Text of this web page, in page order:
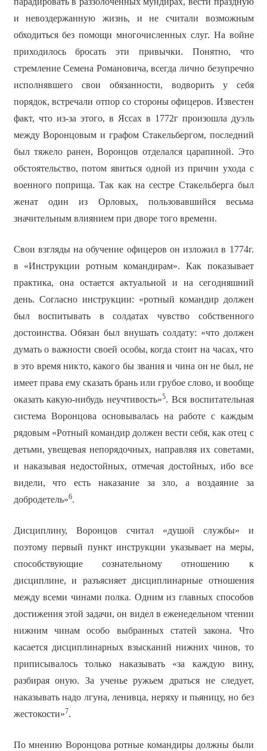
и невоздержанную жизнь, и не считали возможным
обходиться без помощи многочисленных слуг. На войне
приходилось бросать эти привычки. Понятно, что
стремление Семена Романовича, всегда лично безупречно
исполнявшего свои обязанности, водворить у себя
порядок, встречали отпор со стороны офицеров. Известен
факт, что из-за этого, в Яссах в 1772г произошла дуэль
между Воронцовым и графом Стакельбергом, последний
был тяжело ранен, Воронцов отделался царапиной. Это
обстоятельство, потом явиться одной из причин ухода с
военного поприща. Так как на сестре Стакельберга был
женат один из Орловых, пользовавшийся весьма
значительным влиянием при дворе того времени.
Свои взгляды на обучение офицеров он изложил в 1774г.
в «Инструкции ротным командирам». Как показывает
практика, она остается актуальной и на сегодняшний
день. Согласно инструкции: «ротный командир должен
был воспитывать в солдатах чувство собственного
достоинства. Обязан был внушать солдату: «что должен
думать о важности своей особы, когда стоит на часах, что
в это время никто, какого бы звания и чина он не был, не
имеет права ему сказать брань или грубое слово, и вообще
оказать какую-нибудь неучтивость»5. Вся воспитательная
система Воронцова основывалась на работе с каждым
рядовым «Ротный командир должен вести себя, как отец с
детьми, увещевая непорядочных, направляя их советами,
и наказывая недостойных, отмечая достойных, ибо все
видели, что есть наказание за зло, а воздаяние за
добродетель»6.
Дисциплину, Воронцов считал «душой службы» и
поэтому первый пункт инструкции указывает на меры,
способствующие сознательному отношению к
дисциплине, и разъясняет дисциплинарные отношения
между всеми чинами полка. Одним из главных способов
достижения этой задачи, он видел в еженедельном чтении
нижним чинам особо выбранных статей закона. Что
касается дисциплинарных взысканий нижних чинов, то
приписывалось только наказывать «за каждую вину,
разбирая оную. За ученье ружьем драться не следует,
наказывать надо лгуна, ленивца, неряху и пьяницу, но без
жестокости»7.
По мнению Воронцова ротные командиры должны были